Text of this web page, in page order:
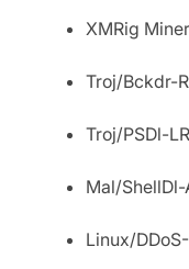
XMRig
Troj/Bckdr-
Troj/PSDl-LR
Mal/ShellDl-
Linux/